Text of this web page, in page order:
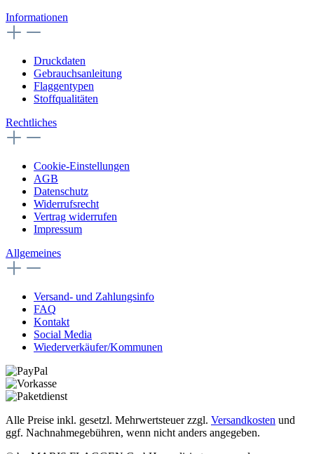
Informationen
Druckdaten
Gebrauchsanleitung
Flaggentypen
Stoffqualitäten
Rechtliches
Cookie-Einstellungen
AGB
Datenschutz
Widerrufsrecht
Vertrag widerrufen
Impressum
Allgemeines
Versand- und Zahlungsinfo
FAQ
Kontakt
Social Media
Wiederverkäufer/Kommunen
Alle Preise inkl. gesetzl. Mehrwertsteuer zzgl. Versandkosten und
ggf. Nachnahmegebühren, wenn nicht anders angegeben.